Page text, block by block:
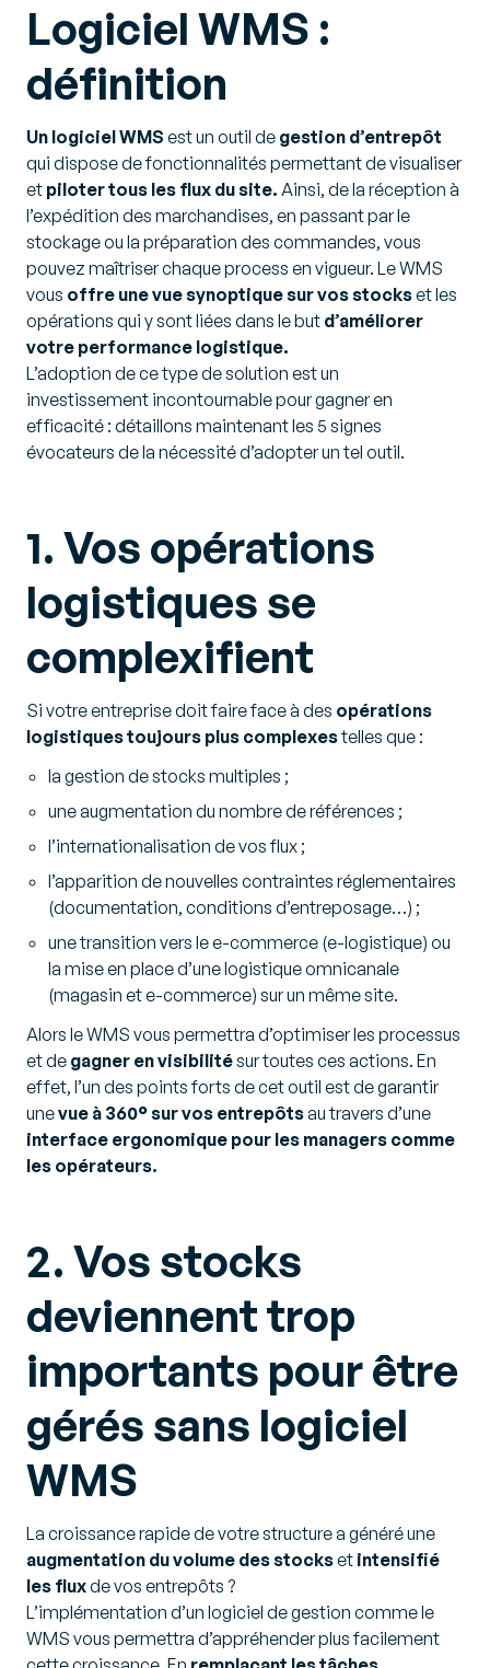
Logiciel WMS :
définition
Un logiciel WMS est un outil de gestion d’entrepôt
qui dispose de fonctionnalités permettant de visualiser
et piloter tous les flux du site. Ainsi, de la réception à
l’expédition des marchandises, en passant par le
stockage ou la préparation des commandes, vous
pouvez maîtriser chaque process en vigueur. Le WMS
vous offre une vue synoptique sur vos stockset les
opérations qui y sont liées dans le but d’améliorer
votre performance logistique.
L’adoption de ce type de solution est un
investissement incontournable pour gagner en
efficacité : détaillons maintenant les 5 signes
évocateurs de la nécessité d’adopter un tel outil.
1. Vos opérations
logistiques se
complexifient
Si votre entreprise doit faire face à des opérations
logistiques toujours plus complexestelles que :
la gestion de stocks multiples ;
une augmentation du nombre de références ;
l’internationalisation de vos flux ;
l’apparition de nouvelles contraintes réglementaires
(documentation, conditions d’entreposage…) ;
une transition vers le e-commerce (e-logistique) ou
la mise en place d’une logistique omnicanale
(magasin et e-commerce) sur un même site.
Alors le WMS vous permettra d’optimiser les processus
et de gagner en visibilitésur toutes ces actions. En
effet, l’un des points forts de cet outil est de garantir
unevue à 360° sur vos entrepôtsau travers d’une
interface ergonomique pour les managers comme
les opérateurs.
2. Vos stocks
deviennent trop
importants pour être
gérés sans logiciel
WMS
La croissance rapide de votre structure a généré une
augmentation du volume des stockset intensifié
les fluxde vos entrepôts ?
L’implémentation d’un logiciel de gestion comme le
WMS vous permettra d’appréhender plus facilement